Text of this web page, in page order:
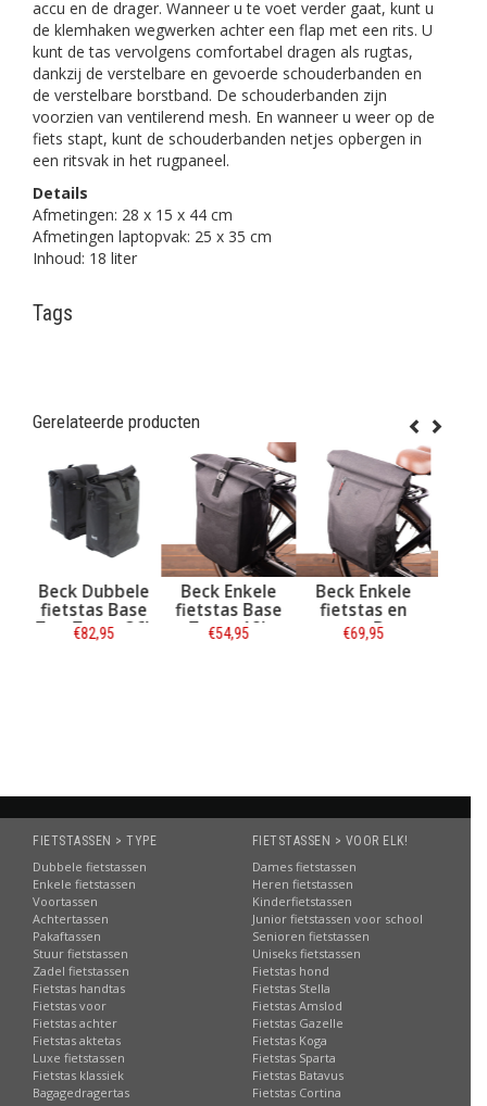
accu en de drager. Wanneer u te voet verder gaat, kunt u
de klemhaken wegwerken achter een flap met een rits. U
kunt de tas vervolgens comfortabel dragen als rugtas,
dankzij de verstelbare en gevoerde schouderbanden en
de verstelbare borstband. De schouderbanden zijn
voorzien van ventilerend mesh. En wanneer u weer op de
fiets stapt, kunt de schouderbanden netjes opbergen in
een ritsvak in het rugpaneel.
Details
Afmetingen: 28 x 15 x 44 cm
Afmetingen laptopvak: 25 x 35 cm
Inhoud: 18 liter
Tags
Gerelateerde producten
Beck Enkele
fietstas Base
Zwart 18L
€54,95
Beck Enkele
fietstas en
rugtas Base
Backpack
€69,95
Urban Proof
Enkele fietstas
en rugtas
Rolltop
€59,95
FIETSTASSEN > TYPE
Dubbele fietstassen
Enkele fietstassen
Voortassen
Achtertassen
Pakaftassen
Stuur fietstassen
Zadel fietstassen
Fietstas handtas
Fietstas voor
Fietstas achter
Fietstas aktetas
Luxe fietstassen
Fietstas klassiek
Bagagedragertas
FIETSTASSEN > VOOR ELK!
Dames fietstassen
Heren fietstassen
Kinderfietstassen
Junior fietstassen voor school
Senioren fietstassen
Uniseks fietstassen
Fietstas hond
Fietstas Stella
Fietstas Amslod
Fietstas Gazelle
Fietstas Koga
Fietstas Sparta
Fietstas Batavus
Fietstas Cortina